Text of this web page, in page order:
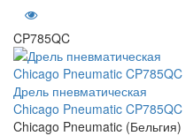
CP785QC
Дрель пневматическая
Chicago Pneumatic CP785QC
Chicago Pneumatic (Бельгия)